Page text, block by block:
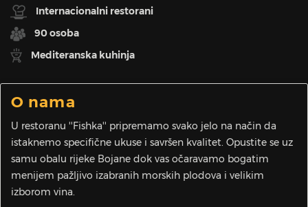
Internacionalni restorani
90 osoba
Mediteranska kuhinja
O nama
U restoranu ''Fishka'' pripremamo svako jelo na način da
istaknemo specifične ukuse i savršen kvalitet. Opustite se uz
samu obalu rijeke Bojane dok vas očaravamo bogatim
menijem pažljivo izabranih morskih plodova i velikim
izborom vina.